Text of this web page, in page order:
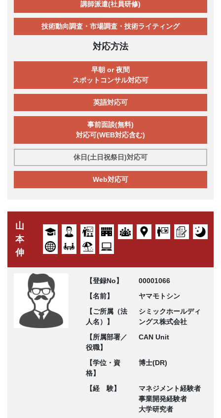
講師派遣(社員研修)
技術動向調査・市場調査・技術ライティング
対応方法
早朝 or 夜間
スポットコンサル対応可
英語対応可
事前面談(無料)
対応可(WEB対応含む)
休日(土日祝祭日)対応可
Web対応可
山
本
伸
【登録No】
00001066
【名前】
ヤマモトシン
【ご所属（法
人名）】
シミックホールディ
ングス株式会社
【所属部署／
役職】
CAN Unit
【学位・資
格】
博士(DR)
【経 験】
マネジメント経験者
事業開発経験者
大学研究者